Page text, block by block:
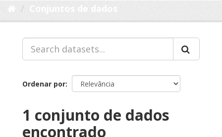
Ordenar por
1 conjunto de dados
encontrado